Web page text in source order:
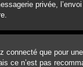
privée,
que pour
ce n’est pas